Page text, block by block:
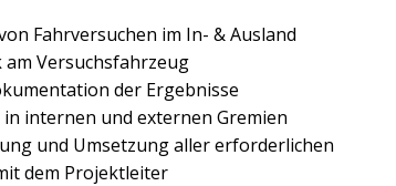
Fahrversuchen im In- & Ausland
Versuchsfahrzeug
der Ergebnisse
internen und externen Gremien
und Umsetzung aller erforderlichen
dem Projektleiter